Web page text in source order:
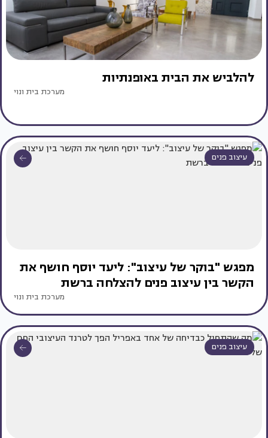
להלביש את הבית באופנתיות
מערכת בית ונוי
עיצוב פנים
מפגש "בוקר של עיצוב": ליעד יוסף חושף את
הקשר בין עיצוב פנים להצלחה ברשת
מערכת בית ונוי
עיצוב פנים